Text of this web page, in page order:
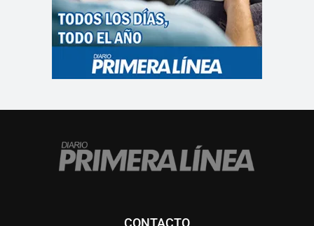
CONTACTO